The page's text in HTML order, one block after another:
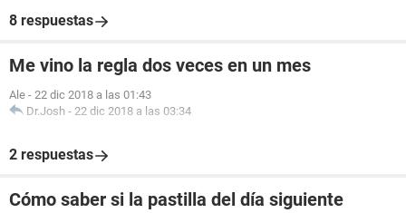
8 respuestas
Me vino la regla dos veces en un mes
Ale - 22 dic 2018 a las 01:43
Dr.Josh - 22 dic 2018 a las 03:34
2 respuestas
Cómo saber si la pastilla del día siguiente